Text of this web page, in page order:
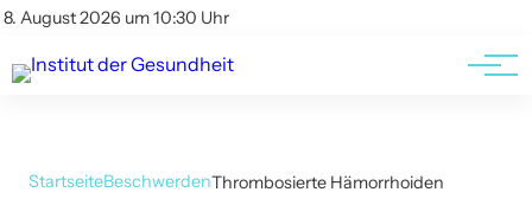
8. August 2026 um 10:30 Uhr
Kontakt
Kontakt
AGBs
StartseiteBeschwerdenThrombosierte Hämorrhoiden